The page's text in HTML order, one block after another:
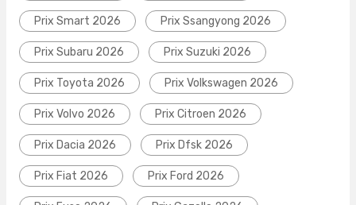
Prix Smart 2026 Prix Ssangyong 2026
Prix Subaru 2026 Prix Suzuki 2026
Prix Toyota 2026 Prix Volkswagen 2026
Prix Volvo 2026 Prix Citroen 2026
Prix Dacia 2026 Prix Dfsk 2026
Prix Fiat 2026 Prix Ford 2026